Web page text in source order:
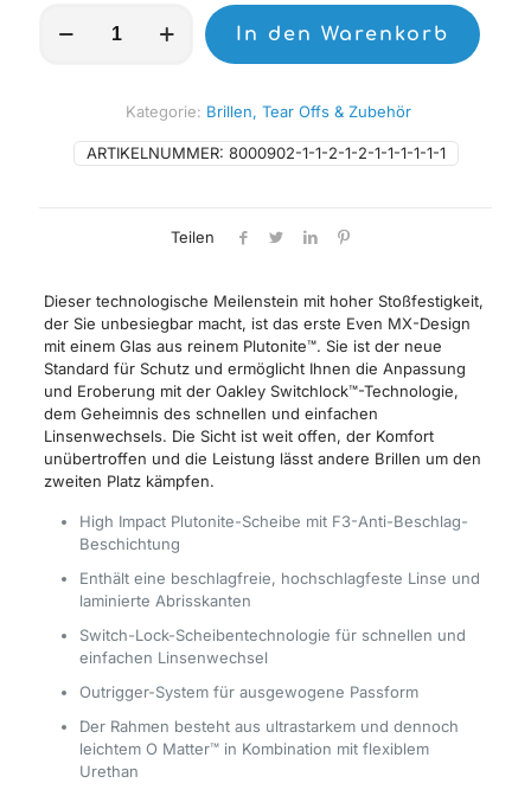
Airbrake
Yellow
In den Warenkorb
ARTIKELNUMMER: 8000902-1-1-2-1-2-1-1-1-1-1-1
Kategorie: Brillen, Tear Offs & Zubehör
Teilen
Dieser technologische Meilenstein mit hoher Stoßfestigkeit,
der Sie unbesiegbar macht, ist das erste Even MX-Design
mit einem Glas aus reinem Plutonite™. Sie ist der neue
Standard für Schutz und ermöglicht Ihnen die Anpassung
und Eroberung mit der Oakley Switchlock™-Technologie,
dem Geheimnis des schnellen und einfachen
Linsenwechsels. Die Sicht ist weit offen, der Komfort
unübertroffen und die Leistung lässt andere Brillen um den
zweiten Platz kämpfen.
High Impact Plutonite-Scheibe mit F3-Anti-Beschlag-
Beschichtung
Enthält eine beschlagfreie, hochschlagfeste Linse und
laminierte Abrisskanten
Switch-Lock-Scheibentechnologie für schnellen und
einfachen Linsenwechsel
Outrigger-System für ausgewogene Passform
Der Rahmen besteht aus ultrastarkem und dennoch
leichtem O Matter™ in Kombination mit flexiblem
Urethan